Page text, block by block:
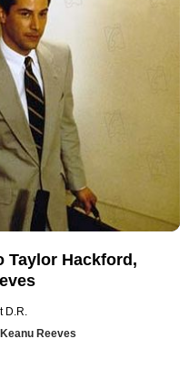
Taylor Hackford,
D.R.
Keanu Reeves